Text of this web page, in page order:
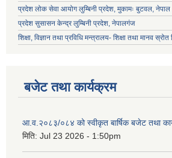
प्रदेश लोक सेवा आयोग लुम्बिनी प्रदेश, मुकामः बुटवल, नेपाल
प्रदेश सुसासन केन्द्र लुम्बिनी प्रदेश, नेपालगंज
शिक्षा, विज्ञान तथा प्रविधि मन्त्रालय- शिक्षा तथा मानव
बजेट तथा कार्यक्रम
आ.व.२०८३/०८४ को स्वीकृत बार्षिक बजेट तथा
मिति: Jul 23 2026 - 1:50pm